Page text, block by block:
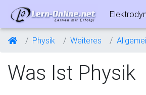
Physik Weiteres
Was Ist Physik